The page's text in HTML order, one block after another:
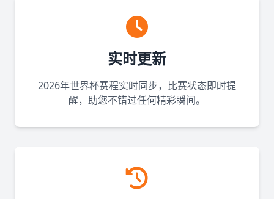
实时更新
2026年世界杯赛程实时同步，比赛状态即时提
醒，助您不错过任何精彩瞬间。